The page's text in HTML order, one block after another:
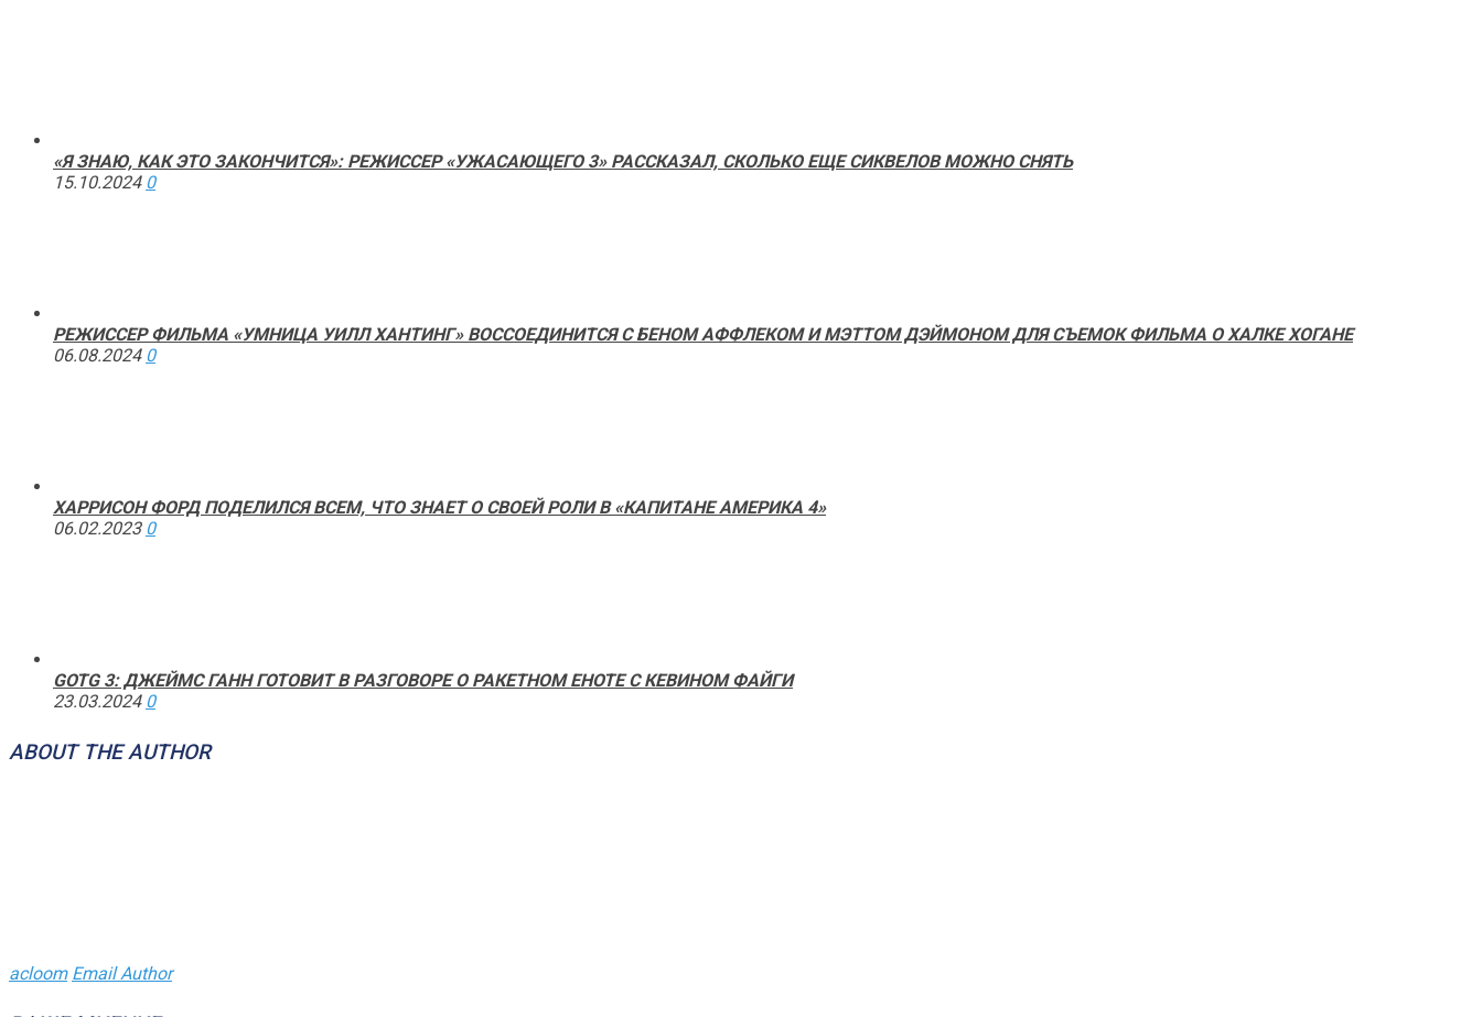
«Я ЗНАЮ, КАК ЭТО ЗАКОНЧИТСЯ»: РЕЖИССЕР «УЖАСАЮЩЕГО 3» РАССКАЗАЛ, СКОЛЬКО ЕЩЕ СИКВЕЛОВ МОЖНО СНЯТЬ
15.10.2024 0
РЕЖИССЕР ФИЛЬМА «УМНИЦА УИЛЛ ХАНТИНГ» ВОССОЕДИНИТСЯ С БЕНОМ АФФЛЕКОМ И МЭТТОМ ДЭЙМОНОМ ДЛЯ СЪЕМОК ФИЛЬМА О ХАЛКЕ ХОГАНЕ
06.08.2024 0
ХАРРИСОН ФОРД ПОДЕЛИЛСЯ ВСЕМ, ЧТО ЗНАЕТ О СВОЕЙ РОЛИ В «КАПИТАНЕ АМЕРИКА 4»
06.02.2023 0
GOTG 3: ДЖЕЙМС ГАНН ГОТОВИТ В РАЗГОВОРЕ О РАКЕТНОМ ЕНОТЕ С КЕВИНОМ ФАЙГИ
23.03.2024 0
ABOUT THE AUTHOR
acloom Email Author